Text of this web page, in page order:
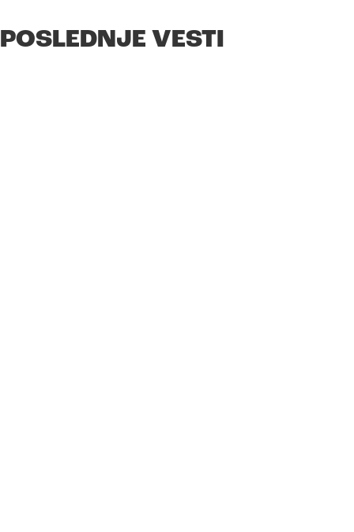
POSLEDNJE VESTI